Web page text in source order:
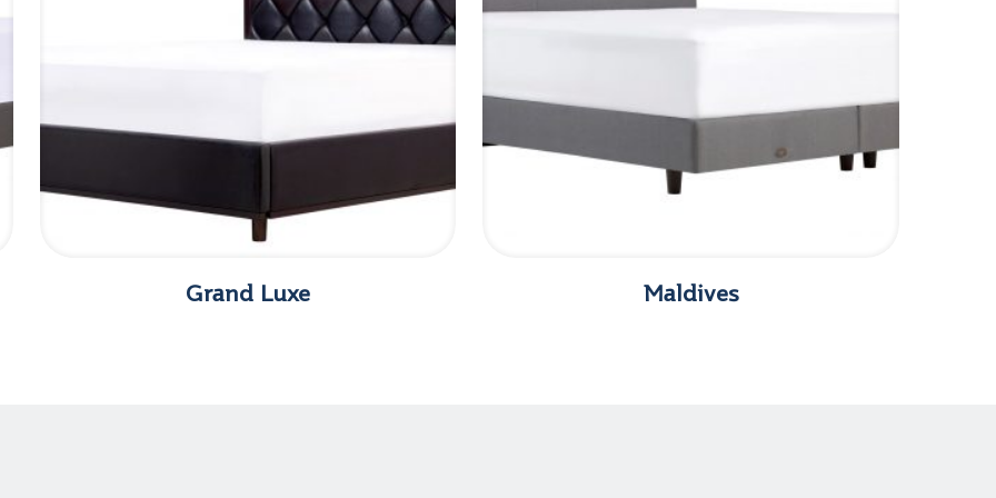
Grand Luxe Maldives